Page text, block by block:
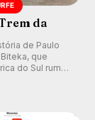
da
de Paulo
que
do Sul rumo
uma jornada